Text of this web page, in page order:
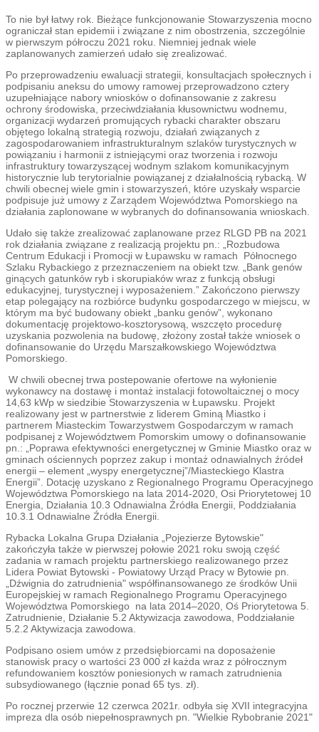
To nie był łatwy rok. Bieżące funkcjonowanie Stowarzyszenia mocno
ograniczał stan epidemii i związane z nim obostrzenia, szczególnie
w pierwszym półroczu 2021 roku. Niemniej jednak wiele
zaplanowanych zamierzeń udało się zrealizować.
Po przeprowadzeniu ewaluacji strategii, konsultacjach społecznych i
podpisaniu aneksu do umowy ramowej przeprowadzono cztery
uzupełniające nabory wniosków o dofinansowanie z zakresu
ochrony środowiska, przeciwdziałania kłusownictwu wodnemu,
organizacji wydarzeń promujących rybacki charakter obszaru
objętego lokalną strategią rozwoju, działań związanych z
zagospodarowaniem infrastrukturalnym szlaków turystycznych w
powiązaniu i harmonii z istniejącymi oraz tworzenia i rozwoju
infrastruktury towarzyszącej wodnym szlakom komunikacyjnym
historycznie lub terytorialnie powiązanej z działalnością rybacką. W
chwili obecnej wiele gmin i stowarzyszeń, które uzyskały wsparcie
podpisuje już umowy z Zarządem Województwa Pomorskiego na
działania zaplonowane w wybranych do dofinansowania wnioskach.
Udało się także zrealizować zaplanowane przez RLGD PB na 2021
rok działania związane z realizacją projektu pn.: „Rozbudowa
Centrum Edukacji i Promocji w Łupawsku w ramach Północnego
Szlaku Rybackiego z przeznaczeniem na obiekt tzw. „Bank genów
ginących gatunków ryb i skorupiaków wraz z funkcją obsługi
edukacyjnej, turystycznej i wyposażeniem.” Zakończono pierwszy
etap polegający na rozbiórce budynku gospodarczego w miejscu, w
którym ma być budowany obiekt „banku genów”, wykonano
dokumentację projektowo-kosztorysową, wszczęto procedurę
uzyskania pozwolenia na budowę, złożony został także wniosek o
dofinansowanie do Urzędu Marszałkowskiego Województwa
Pomorskiego.
W chwili obecnej trwa postepowanie ofertowe na wyłonienie
wykonawcy na dostawę i montaż instalacji fotowoltaicznej o mocy
14,63 kWp w siedzibie Stowarzyszenia w Łupawsku. Projekt
realizowany jest w partnerstwie z liderem Gminą Miastko i
partnerem Miasteckim Towarzystwem Gospodarczym w ramach
podpisanej z Województwem Pomorskim umowy o dofinansowanie
pn.: „Poprawa efektywności energetycznej w Gminie Miastko oraz w
gminach ościennych poprzez zakup i montaż odnawialnych źródeł
energii – element „wyspy energetycznej”/Miasteckiego Klastra
Energii”. Dotację uzyskano z Regionalnego Programu Operacyjnego
Województwa Pomorskiego na lata 2014-2020, Osi Priorytetowej 10
Energia, Działania 10.3 Odnawialna Źródła Energii, Poddziałania
10.3.1 Odnawialne Źródła Energii.
Rybacka Lokalna Grupa Działania „Pojezierze Bytowskie"
zakończyła także w pierwszej połowie 2021 roku swoją część
zadania w ramach projektu partnerskiego realizowanego przez
Lidera Powiat Bytowski - Powiatowy Urząd Pracy w Bytowie pn.
„Dźwignia do zatrudnienia" współfinansowanego ze środków Unii
Europejskiej w ramach Regionalnego Programu Operacyjnego
Województwa Pomorskiego na lata 2014–2020, Oś Priorytetowa 5.
Zatrudnienie, Działanie 5.2 Aktywizacja zawodowa, Poddziałanie
5.2.2 Aktywizacja zawodowa.
Podpisano osiem umów z przedsiębiorcami na doposażenie
stanowisk pracy o wartości 23 000 zł każda wraz z półrocznym
refundowaniem kosztów poniesionych w ramach zatrudnienia
subsydiowanego (łącznie ponad 65 tys. zł).
Po rocznej przerwie 12 czerwca 2021r. odbyła się XVII integracyjna
impreza dla osób niepełnosprawnych pn. "Wielkie Rybobranie 2021"